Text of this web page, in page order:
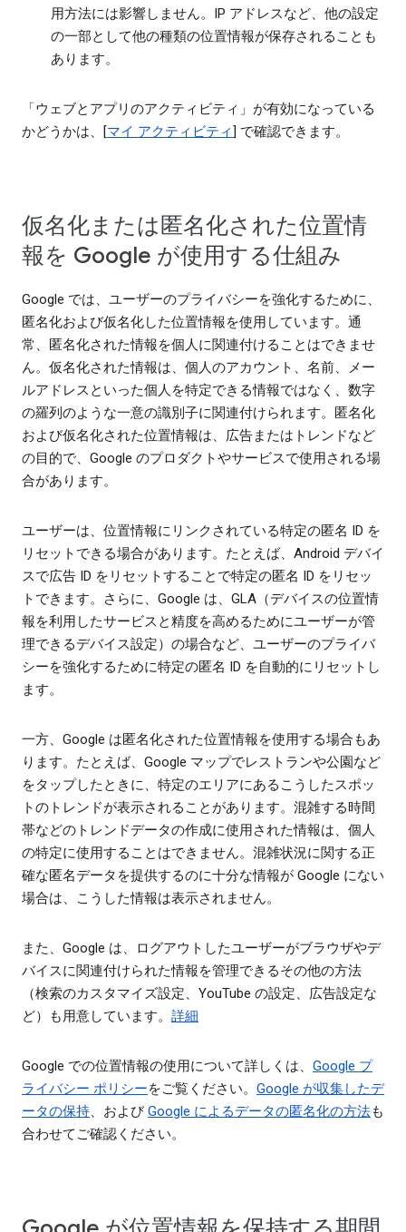
用方法には影響しません。IP アドレスなど、他の設定
の一部として他の種類の位置情報が保存されることも
あります。
「ウェブとアプリのアクティビティ」が有効になっている
かどうかは、[マイ アクティビティ] で確認できます。
仮名化または匿名化された位置情
報を Google が使用する仕組み
Google では、ユーザーのプライバシーを強化するために、
匿名化および仮名化した位置情報を使用しています。通
常、匿名化された情報を個人に関連付けることはできませ
ん。仮名化された情報は、個人のアカウント、名前、メー
ルアドレスといった個人を特定できる情報ではなく、数字
の羅列のような一意の識別子に関連付けられます。匿名化
および仮名化された位置情報は、広告またはトレンドなど
の目的で、Google のプロダクトやサービスで使用される場
合があります。
ユーザーは、位置情報にリンクされている特定の匿名 ID を
リセットできる場合があります。たとえば、Android デバイ
スで広告 ID をリセットすることで特定の匿名 ID をリセッ
トできます。さらに、Google は、GLA（デバイスの位置情
報を利用したサービスと精度を高めるためにユーザーが管
理できるデバイス設定）の場合など、ユーザーのプライバ
シーを強化するために特定の匿名 ID を自動的にリセットし
ます。
一方、Google は匿名化された位置情報を使用する場合もあ
ります。たとえば、Google マップでレストランや公園など
をタップしたときに、特定のエリアにあるこうしたスポッ
トのトレンドが表示されることがあります。混雑する時間
帯などのトレンドデータの作成に使用された情報は、個人
の特定に使用することはできません。混雑状況に関する正
確な匿名データを提供するのに十分な情報が Google にない
場合は、こうした情報は表示されません。
また、Google は、ログアウトしたユーザーがブラウザやデ
バイスに関連付けられた情報を管理できるその他の方法
（検索のカスタマイズ設定、YouTube の設定、広告設定な
ど）も用意しています。 詳細
Google での位置情報の使用について詳しくは、 Google プ
ライバシー ポリシーをご覧ください。 Google が収集したデ
ータの保持 、および Google によるデータの匿名化の方法も
合わせてご確認ください。